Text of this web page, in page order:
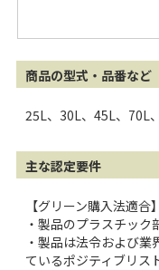
商品の型式・品番など
25L、30L、45L、70L
主な認定要件
【グリーン購入法適合】
・製品のプラスチッ
・製品は法令および
ているポジティブリス